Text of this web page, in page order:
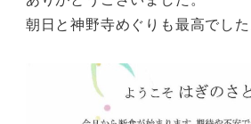
朝日と神野寺めぐりも最高でした